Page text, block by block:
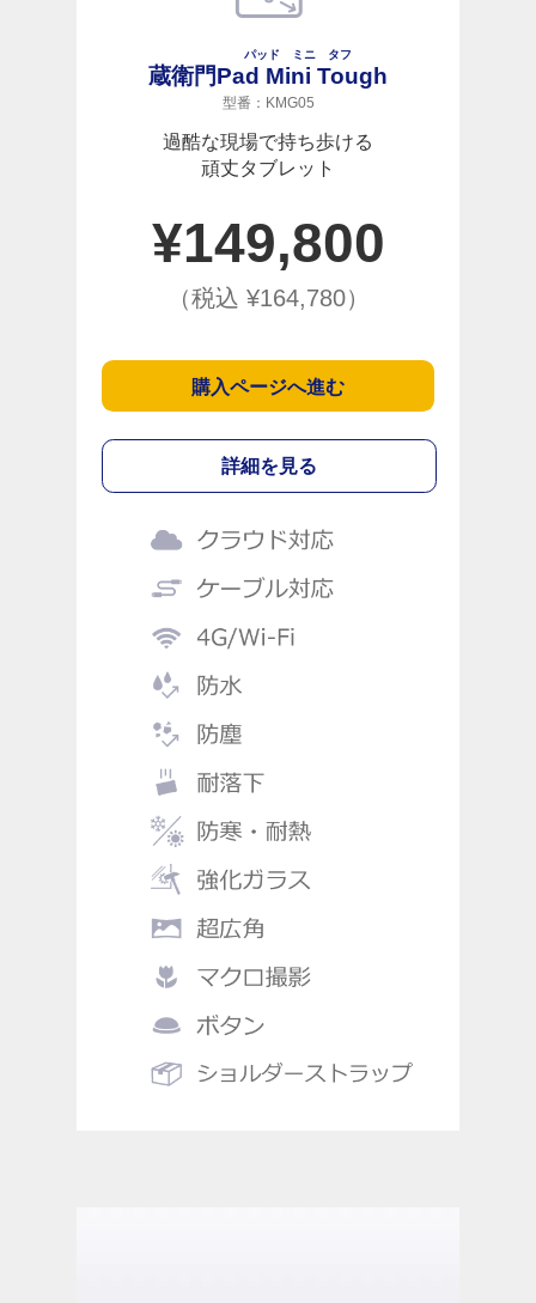
蔵衛門Pad Mini Tough
パッド ミニ タフ
型番：KMG05
過酷な現場で持ち歩ける
頑丈タブレット
¥149,800
（税込 ¥164,780）
購入ページへ進む
詳細を見る